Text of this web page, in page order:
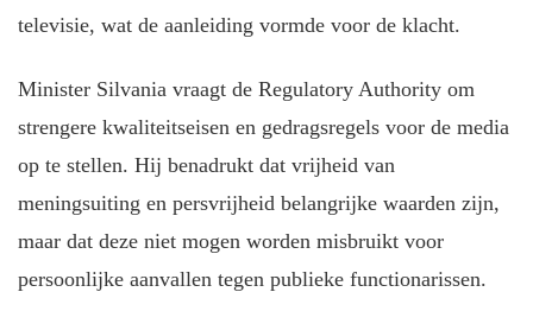
televisie, wat de aanleiding vormde voor de klacht.
Minister Silvania vraagt de Regulatory Authority om
strengere kwaliteitseisen en gedragsregels voor de media
op te stellen. Hij benadrukt dat vrijheid van
meningsuiting en persvrijheid belangrijke waarden zijn,
maar dat deze niet mogen worden misbruikt voor
persoonlijke aanvallen tegen publieke functionarissen.